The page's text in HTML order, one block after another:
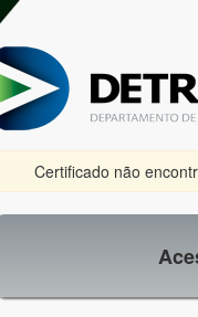
Certificado não